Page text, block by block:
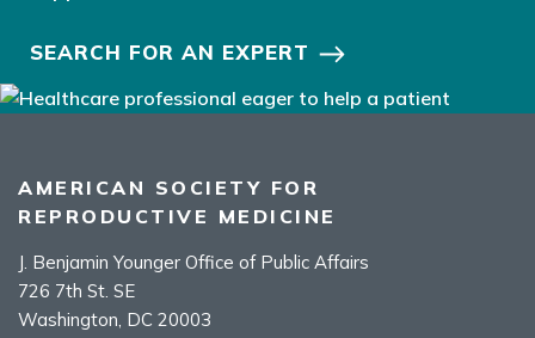
SEARCH FOR AN EXPERT
AMERICAN SOCIETY FOR
REPRODUCTIVE MEDICINE
J. Benjamin Younger Office of Public Affairs
726 7th St. SE
Washington, DC 20003